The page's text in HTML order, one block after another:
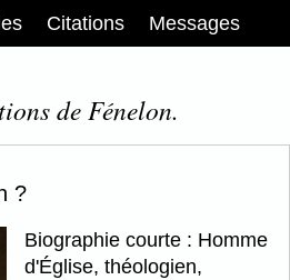
Citations Messages
de Fénelon.
?
Biographie courte : Homme
d'Église, théologien,